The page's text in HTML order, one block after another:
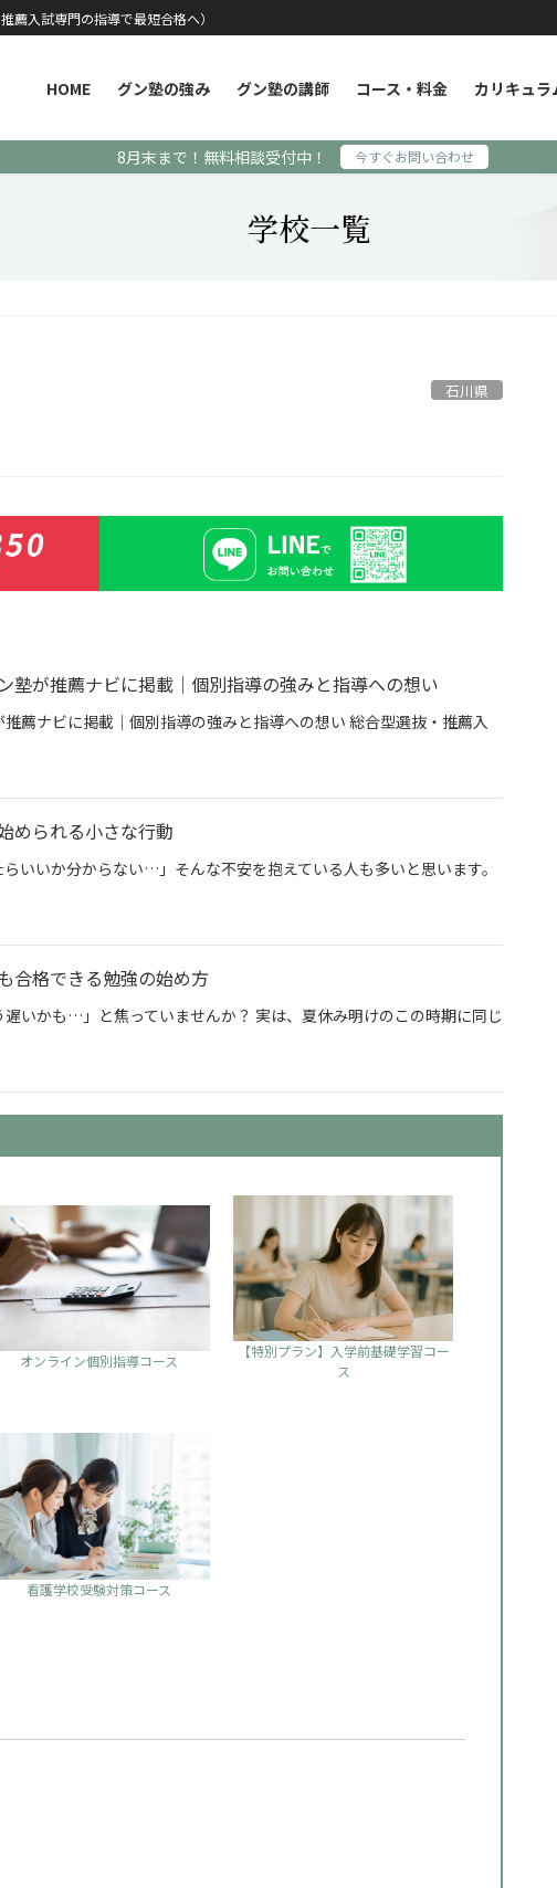
薦入試専門の指導で最短合格へ）
HOME グン塾の強み グン塾の講師 コース・料金 カリキュラ
8月末まで！無料相談受付中！ 今すぐお問い合わせ
学校一覧
石川県
塾が推薦ナビに掲載｜個別指導の強みと指導への想い
薦ナビに掲載｜個別指導の強みと指導への想い 総合型選抜・推薦入
められる小さな行動
いいか分からない…」そんな不安を抱えている人も多いと思います。
合格できる勉強の始め方
いかも…」と焦っていませんか？ 実は、夏休み明けのこの時期に同じ
オンライン個別指導コース
【特別プラン】入学前基礎学習コー
ス
看護学校受験対策コース